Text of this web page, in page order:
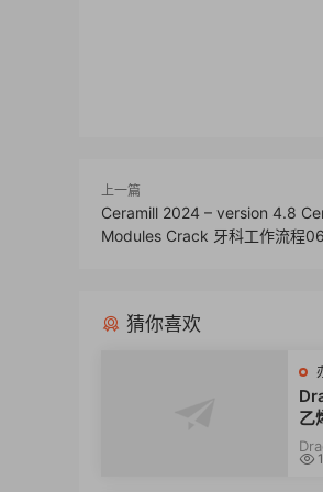
上一篇
Ceramill 2024 – version 4.8
Modules Crack 牙科工作流程
猜你喜欢
乙
烯